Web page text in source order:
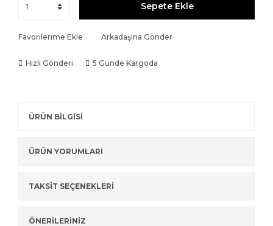
Sepete Ekle
Favorilerime Ekle Arkadaşına Gönder
Hızlı Gönderi 5 Günde Kargoda
ÜRÜN BİLGİSİ
ÜRÜN YORUMLARI
TAKSİT SEÇENEKLERİ
ÖNERİLERİNİZ